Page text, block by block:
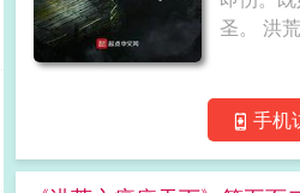
圣。
手机